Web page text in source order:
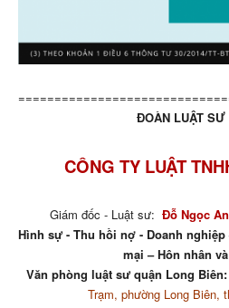
ĐOÀN LUẬT SƯ
CÔNG TY LUẬT
Giám đốc - Luật sư: Đỗ Ngọc
Hình sự - Thu hồi nợ - Doanh
mại – Hôn nhân
Văn phòng luật sư quận Long Biên:
Trạm, phường Long Biên,